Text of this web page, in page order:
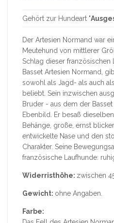
Gehört zur Hundeart "
Der Artesien Normand war
Meutehund von mittlerer
Schlag dieser französischen
Basset Artesien Normand,
sowohl als Jagd- als auch
beliebt. Sein inzwischen
Bruder - aus dem der
Ebenbild. Er besaß
Behänge, große, ernst
entwickelte Nase und den
Charakter. Seine
französische Laufhunde:
Widerristhöhe: zwischen
Gewicht: ohne Angaben.
Farbe: